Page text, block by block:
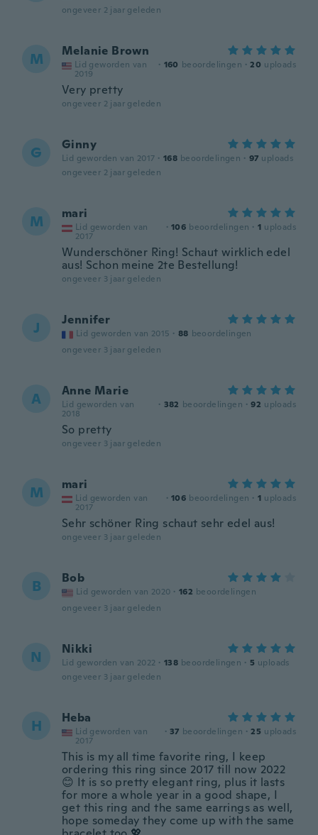
ongeveer 2 jaar geleden
M Melanie Brown
Lid geworden van
2019
· 160 beoordelingen · 20 uploads
Very pretty
ongeveer 2 jaar geleden
G Ginny
Lid geworden van 2017 · 168 beoordelingen · 97 uploads
ongeveer 2 jaar geleden
M mari
Lid geworden van
2017
· 106 beoordelingen · 1 uploads
Wunderschöner Ring! Schaut wirklich edel
aus! Schon meine 2te Bestellung!
ongeveer 3 jaar geleden
J Jennifer
Lid geworden van 2015 · 88 beoordelingen
ongeveer 3 jaar geleden
A Anne Marie
Lid geworden van
2018
· 382 beoordelingen · 92 uploads
So pretty
ongeveer 3 jaar geleden
M mari
Lid geworden van
2017
· 106 beoordelingen · 1 uploads
Sehr schöner Ring schaut sehr edel aus!
ongeveer 3 jaar geleden
B Bob
Lid geworden van 2020 · 162 beoordelingen
ongeveer 3 jaar geleden
N Nikki
Lid geworden van 2022 · 138 beoordelingen · 5 uploads
ongeveer 3 jaar geleden
H Heba
Lid geworden van
2017
· 37 beoordelingen · 25 uploads
This is my all time favorite ring, I keep
ordering this ring since 2017 till now 2022
😊 It is so pretty elegant ring, plus it lasts
for more a whole year in a good shape, I
get this ring and the same earrings as well,
hope someday they come up with the same